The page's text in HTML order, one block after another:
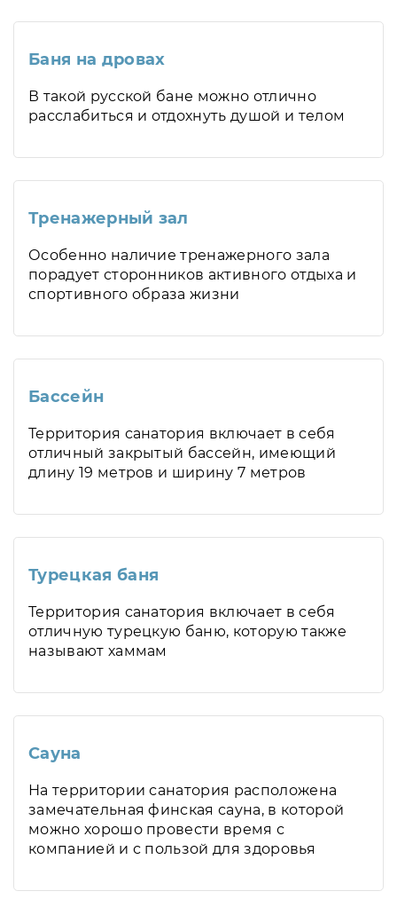
Баня на дровах
В такой русской бане можно отлично
расслабиться и отдохнуть душой и телом
Тренажерный зал
Особенно наличие тренажерного зала
порадует сторонников активного отдыха и
спортивного образа жизни
Бассейн
Территория санатория включает в себя
отличный закрытый бассейн, имеющий
длину 19 метров и ширину 7 метров
Турецкая баня
Территория санатория включает в себя
отличную турецкую баню, которую также
называют хаммам
Сауна
На территории санатория расположена
замечательная финская сауна, в которой
можно хорошо провести время с
компанией и с пользой для здоровья